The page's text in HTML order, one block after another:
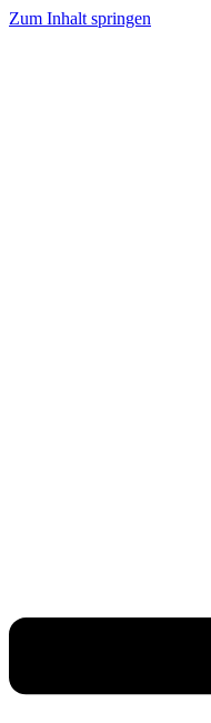
Zum Inhalt springen